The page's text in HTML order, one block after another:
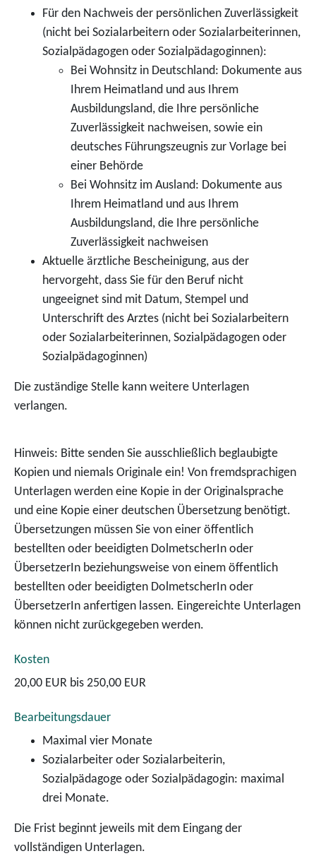
Für den Nachweis der persönlichen Zuverlässigkeit
(nicht bei Sozialarbeitern oder Sozialarbeiterinnen,
Sozialpädagogen oder Sozialpädagoginnen):
Bei Wohnsitz in Deutschland: Dokumente aus
Ihrem Heimatland und aus Ihrem
Ausbildungsland, die Ihre persönliche
Zuverlässigkeit nachweisen, sowie ein
deutsches Führungszeugnis zur Vorlage bei
einer Behörde
Bei Wohnsitz im Ausland: Dokumente aus
Ihrem Heimatland und aus Ihrem
Ausbildungsland, die Ihre persönliche
Zuverlässigkeit nachweisen
Aktuelle ärztliche Bescheinigung, aus der
hervorgeht, dass Sie für den Beruf nicht
ungeeignet sind mit Datum, Stempel und
Unterschrift des Arztes (nicht bei Sozialarbeitern
oder Sozialarbeiterinnen, Sozialpädagogen oder
Sozialpädagoginnen)
Die zuständige Stelle kann weitere Unterlagen
verlangen.
Hinweis: Bitte senden Sie ausschließlich beglaubigte
Kopien und niemals Originale ein! Von fremdsprachigen
Unterlagen werden eine Kopie in der Originalsprache
und eine Kopie einer deutschen Übersetzung benötigt.
Übersetzungen müssen Sie von einer öffentlich
bestellten oder beeidigten DolmetscherIn oder
ÜbersetzerIn beziehungsweise von einem öffentlich
bestellten oder beeidigten DolmetscherIn oder
ÜbersetzerIn anfertigen lassen. Eingereichte Unterlagen
können nicht zurückgegeben werden.
Kosten
20,00 EUR bis 250,00 EUR
Bearbeitungsdauer
Maximal vier Monate
Sozialarbeiter oder Sozialarbeiterin,
Sozialpädagoge oder Sozialpädagogin: maximal
drei Monate.
Die Frist beginnt jeweils mit dem Eingang der
vollständigen Unterlagen.